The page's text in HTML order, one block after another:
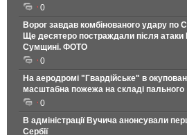
0
Ворог завдав комбінованого удару по
Ще десятеро постраждали після
Сумщині. ФОТО
0
На аеродромі "Гвардійське" в
масштабна пожежа на складі пального
0
В адміністрації Вучича анонсували
Сербії